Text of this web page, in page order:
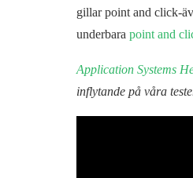
gillar point and click-
underbara point and
Application Systems
inflytande på våra